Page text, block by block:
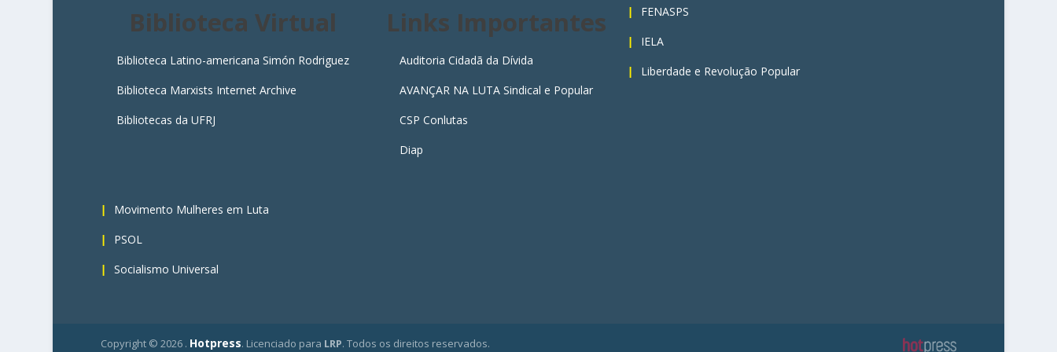
Biblioteca Virtual
Biblioteca Latino-americana Simón Rodriguez
Biblioteca Marxists Internet Archive
Bibliotecas da UFRJ
Links Importantes
Auditoria Cidadã da Dívida
AVANÇAR NA LUTA Sindical e Popular
CSP Conlutas
Diap
FENASPS
IELA
Liberdade e Revolução Popular
Movimento Mulheres em Luta
PSOL
Socialismo Universal
Copyright © 2026 . Hotpress. Licenciado para LRP. Todos os direitos reservados.